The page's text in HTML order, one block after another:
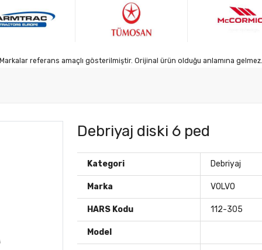
Markalar referans amaçlı gösterilmiştir. Orijinal ürün olduğu anlamına gelmez.
Debriyaj diski 6 ped
Kategori Debriyaj
Marka VOLVO
HARS Kodu 112-305
Model